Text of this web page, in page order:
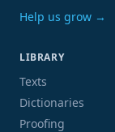
Help us grow →
LIBRARY
Texts
Dictionaries
Proofing